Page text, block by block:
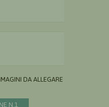
DA ALLEGARE AL
N.1